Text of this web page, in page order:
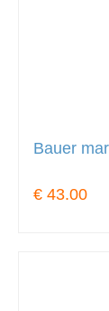
Bauer
€ 43.00